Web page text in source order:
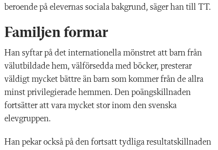
beroende på elevernas sociala bakgrund, säger han till TT.
Familjen formar
Han syftar på det internationella mönstret att barn från
välutbildade hem, välförsedda med böcker, presterar
väldigt mycket bättre än barn som kommer från de allra
minst privilegierade hemmen. Den poängskillnaden
fortsätter att vara mycket stor inom den svenska
elevgruppen.
Han pekar också på den fortsatt tydliga resultatskillnaden